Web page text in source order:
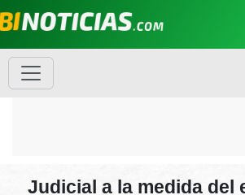
Judicial a la medida del